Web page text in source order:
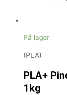
På lager
(PLA)
PLA+
1kg